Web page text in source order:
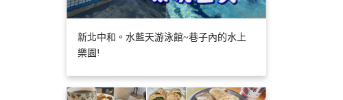
新北中和。水藍天游泳館~巷子內的水上
樂園!